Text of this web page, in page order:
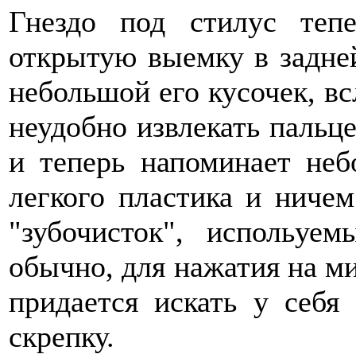
Гнездо под стилус
открытую выемку в
небольшой его кусочек,
неудобно извлекать
и теперь напоминает
легкого пластика и
"зубочисток",
обычно, для нажатия на
придается искать у
скрепку.